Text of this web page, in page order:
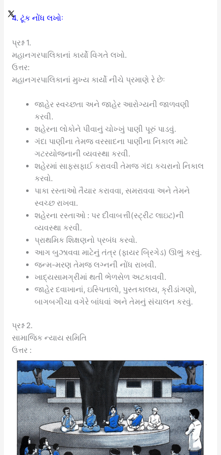
4. ટૂંક નોંધ લખોઃ
પ્રશ્ન 1.
મહાનગરપાલિકાનાં કાર્યો વિગતે લખો.
ઉત્તર:
મહાનગરપાલિકાનાં મુખ્ય કાર્યો નીચે પ્રમાણે રે છેઃ
જાહેર સ્વચ્છતા અને જાહેર આરોગ્યની જાળવણી
કરવી.
શહેરના લોકોને પીવાનું ચોખ્ખું પાણી પૂરું પાડવું.
ગંદા પાણીના તેમજ વરસાદના પાણીના નિકાલ માટે
ગટરયોજનાની વ્યવસ્થા કરવી.
શહેરમાં સાફસફાઈ કરાવવી તેમજ ગંદા કચરાનો નિકાલ
કરવો.
પાકા રસ્તાઓ તૈયાર કરાવવા, સમરાવવા અને તેમને
સ્વચ્છ રાખવા.
શહેરના રસ્તાઓ : પર દીવાબત્તી(સ્ટ્રીટ લાઇટ)ની
વ્યવસ્થા કરવી.
પ્રાથમિક શિક્ષણનો પ્રબંધ કરવો.
આગ બુઝાવવા માટેનું તંત્ર (ફાયર બ્રિગેડ) ઊભું કરવું.
જન્મ-મરણ તેમજ લગ્નની નોંધ રાખવી.
ખાદ્યસામગ્રીમાં થતી ભેળસેળ અટકાવવી.
જાહેર દવાખાનાં, ઇસ્પિતાલો, પુસ્તકાલય, ક્રીડાંગણો,
બાગબગીચા વગેરે બાંધવાં અને તેમનું સંચાલન કરવું.
પ્રશ્ન 2.
સામાજિક ન્યાય સમિતિ
ઉત્તર :